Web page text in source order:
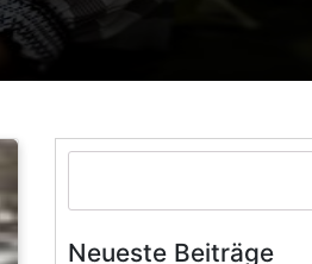
Neueste Beiträge